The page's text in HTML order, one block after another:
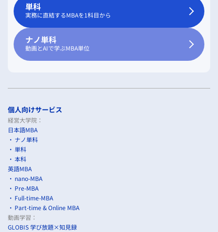
単科
実務に直結するMBAを1科目から
ナノ単科
動画とAIで学ぶMBA単位
個人向けサービス
経営大学院：
日本語MBA
ナノ単科
単科
本科
英語MBA
nano-MBA
Pre-MBA
Full-time-MBA
Part-time & Online MBA
動画学習：
GLOBIS 学び放題×知見録